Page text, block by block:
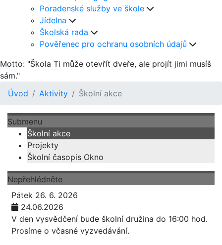
Poradenské služby ve škole
Jídelna
Školská rada
Pověřenec pro ochranu osobních údajů
Motto: "Škola Ti může otevřít dveře, ale projít jimi musíš
sám."
Úvod
Aktivity Školní akce
Submenu
Školní akce
Projekty
Školní časopis Okno
Nepřehlédněte
Pátek 26. 6. 2026
24.06.2026
V den vysvědčení bude školní družina do 16:00 hod.
Prosíme o včasné vyzvedávání.